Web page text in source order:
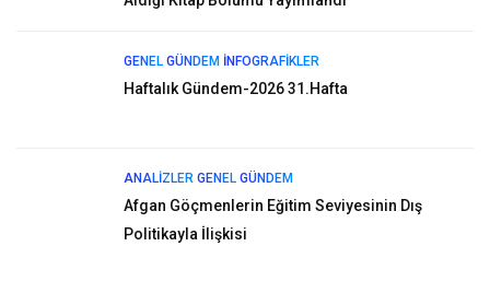
GENEL GÜNDEM İNFOGRAFIKLER
Haftalık Gündem-2026 31.Hafta
ANALIZLER GENEL GÜNDEM
Afgan Göçmenlerin Eğitim Seviyesinin Dış
Politikayla İlişkisi